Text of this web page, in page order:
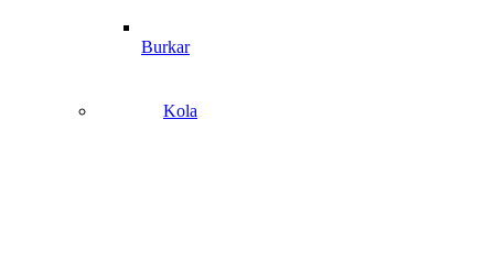
Burkar
Kola